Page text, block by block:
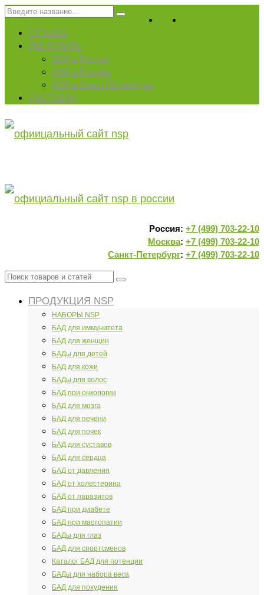
Искать:
ОТЗЫВЫ
ГДЕ КУПИТЬ
NSP в России
NSP в Москве
NSP в Санкт-Петербурге
ДОСТАВКА
Россия: +7 (499) 703-22-10
Москва: +7 (499) 703-22-10
Санкт-Петербург: +7 (499) 703-22-10
Поиск
ПРОДУКЦИЯ NSP
НАБОРЫ NSP
БАД для иммунитета
БАД для женщин
БАДы для детей
БАД для кожи
БАДы для волос
БАД при онкологии
БАД для мозга
БАД для печени
БАД для почек
БАД для суставов
БАД для сердца
БАД от давления
БАД от холестерина
БАД от паразитов
БАД при диабете
БАД при мастопатии
БАДы для глаз
БАД для спортсменов
Каталог БАД для потенции
БАДы для набора веса
БАД для похудения